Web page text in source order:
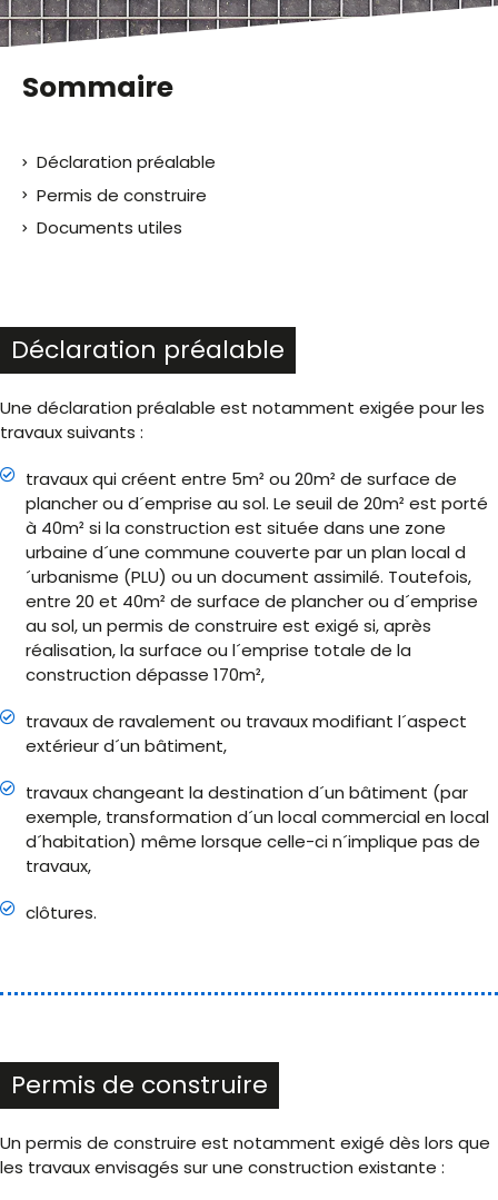
Sommaire
Déclaration préalable
Permis de construire
Documents utiles
Déclaration préalable
Une déclaration préalable est notamment exigée pour les
travaux suivants :
travaux qui créent entre 5m² ou 20m² de surface de
plancher ou d´emprise au sol. Le seuil de 20m² est porté
à 40m² si la construction est située dans une zone
urbaine d´une commune couverte par un plan local d
´urbanisme (PLU) ou un document assimilé. Toutefois,
entre 20 et 40m² de surface de plancher ou d´emprise
au sol, un permis de construire est exigé si, après
réalisation, la surface ou l´emprise totale de la
construction dépasse 170m²,
travaux de ravalement ou travaux modifiant l´aspect
extérieur d´un bâtiment,
travaux changeant la destination d´un bâtiment (par
exemple, transformation d´un local commercial en local
d´habitation) même lorsque celle-ci n´implique pas de
travaux,
clôtures.
Permis de construire
Un permis de construire est notamment exigé dès lors que
les travaux envisagés sur une construction existante :